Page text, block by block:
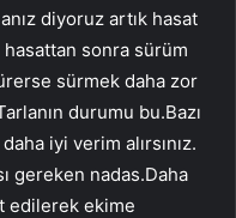
diyoruz artık hasat
sonra sürüm
sürmek daha zor
durumu bu.Bazı
iyi verim alırsınız.
gereken nadas.Daha
edilerek ekime